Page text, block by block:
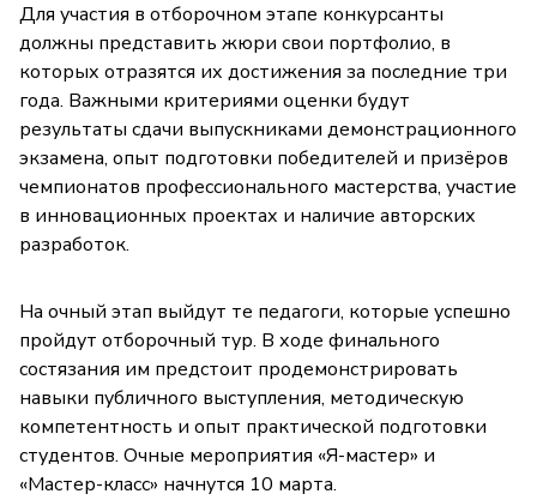
Для участия в отборочном этапе конкурсанты
должны представить жюри свои портфолио, в
которых отразятся их достижения за последние три
года. Важными критериями оценки будут
результаты сдачи выпускниками демонстрационного
экзамена, опыт подготовки победителей и призёров
чемпионатов профессионального мастерства, участие
в инновационных проектах и наличие авторских
разработок.
На очный этап выйдут те педагоги, которые успешно
пройдут отборочный тур. В ходе финального
состязания им предстоит продемонстрировать
навыки публичного выступления, методическую
компетентность и опыт практической подготовки
студентов. Очные мероприятия «Я-мастер» и
«Мастер-класс» начнутся 10 марта.